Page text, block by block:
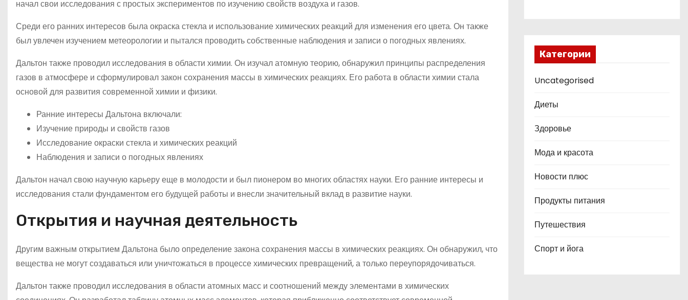
начал свои исследования с простых экспериментов по изучению свойств воздуха и газов.
Среди его ранних интересов была окраска стекла и использование химических реакций для изменения его цвета. Он также
был увлечен изучением метеорологии и пытался проводить собственные наблюдения и записи о погодных явлениях.
Дальтон также проводил исследования в области химии. Он изучал атомную теорию, обнаружил принципы распределения
газов в атмосфере и сформулировал закон сохранения массы в химических реакциях. Его работа в области химии стала
основой для развития современной химии и физики.
Ранние интересы Дальтона включали:
Изучение природы и свойств газов
Исследование окраски стекла и химических реакций
Наблюдения и записи о погодных явлениях
Дальтон начал свою научную карьеру еще в молодости и был пионером во многих областях науки. Его ранние интересы и
исследования стали фундаментом его будущей работы и внесли значительный вклад в развитие науки.
Открытия и научная деятельность
Другим важным открытием Дальтона было определение закона сохранения массы в химических реакциях. Он обнаружил, что
вещества не могут создаваться или уничтожаться в процессе химических превращений, а только переупорядочиваться.
Дальтон также проводил исследования в области атомных масс и соотношений между элементами в химических
Категории
Uncategorised
Диеты
Здоровье
Мода и красота
Новости плюс
Продукты питания
Путешествия
Спорт и йога